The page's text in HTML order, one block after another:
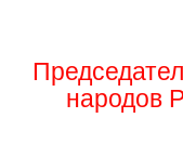
народов